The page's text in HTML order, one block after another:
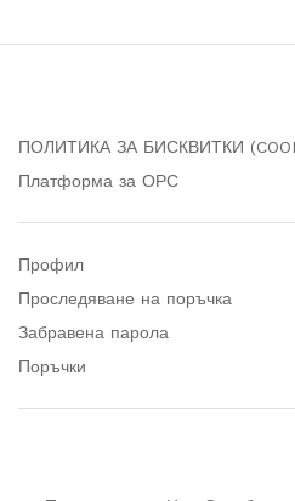
ПОЛИТИКА ЗА БИСКВИТКИ
Платформа за ОРС
Профил
Проследяване на поръчка
Забравена парола
Поръчки